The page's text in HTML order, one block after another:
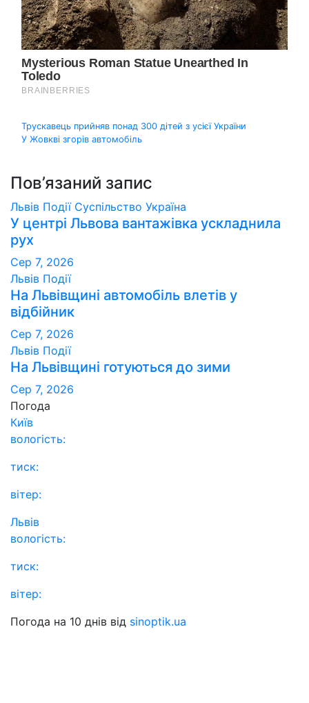
Навігація
Трускавець прийняв понад 300 дітей з усієї України
У Жовкві згорів автомобіль
Пов’язаний запис
Львів Події Суспільство Україна
У центрі Львова вантажівка ускладнила
рух
Сер 7, 2026
Львів Події
На Львівщині автомобіль влетів у
відбійник
Сер 7, 2026
Львів Події
На Львівщині готуються до зими
Сер 7, 2026
Погода
Київ
вологість:
тиск:
вітер:
Львів
вологість:
тиск:
вітер:
Погода на 10 днів від sinoptik.ua